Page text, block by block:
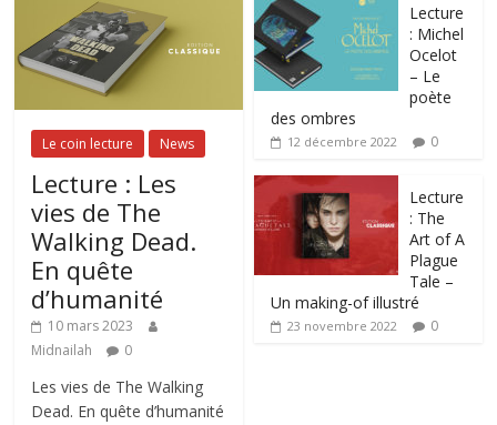
Le coin lecture News
Lecture : Les
vies de The
Walking Dead.
En quête
d’humanité
10 mars 2023
Midnailah
0
Les vies de The Walking
Dead. En quête d’humanité
Lecture
: Michel
Ocelot
– Le
poète
des ombres
12 décembre 2022 0
Lecture
: The
Art of A
Plague
Tale –
Un making-of illustré
23 novembre 2022 0